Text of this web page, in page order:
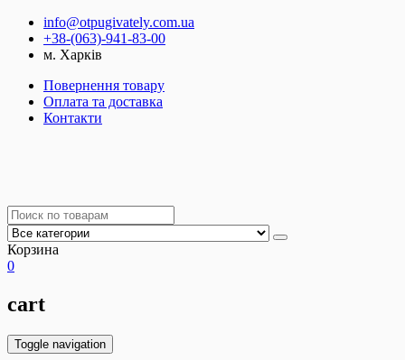
info@otpugivately.com.ua
+38-(063)-941-83-00
м. Харків
Повернення товару
Оплата та доставка
Контакти
Корзина
0
cart
Toggle navigation